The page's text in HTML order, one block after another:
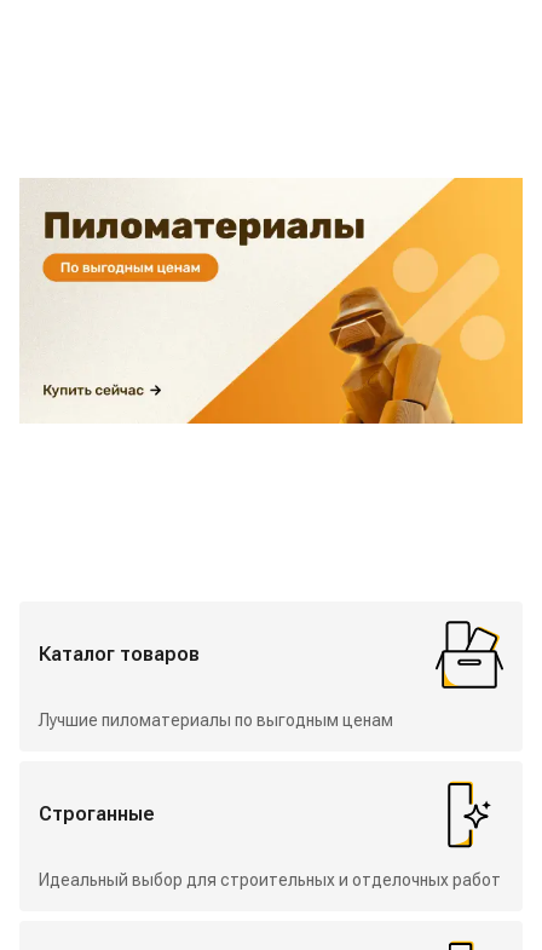
Каталог товаров
Лучшие пиломатериалы по выгодным ценам
Строганные
Идеальный выбор для строительных и отделочных работ